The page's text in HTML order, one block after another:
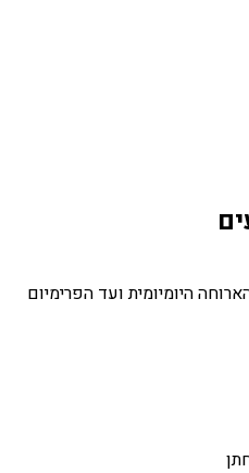
היומיומית ועד הפרימיום